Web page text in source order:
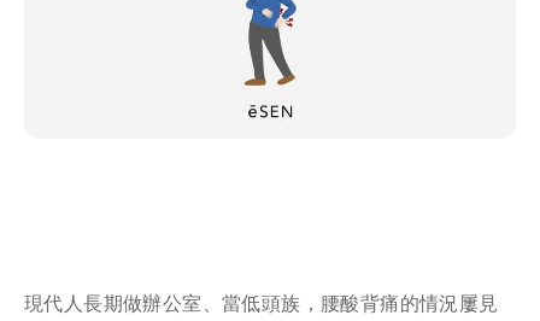
現代人長期做辦公室、當低頭族，腰酸背痛的情況屢見